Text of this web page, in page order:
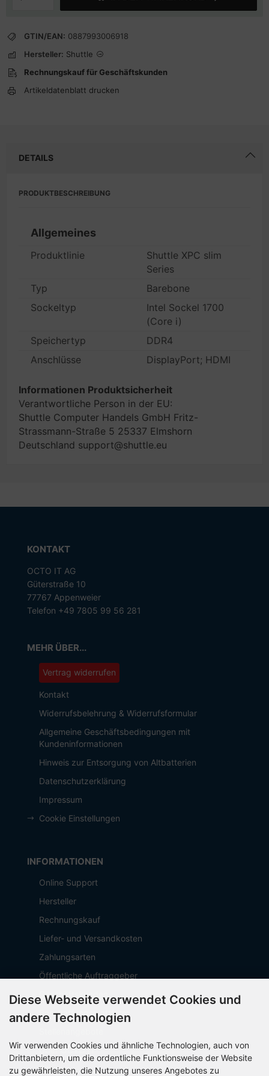
GTIN/EAN: 0887993006918
Hersteller: Shuttle
Rechnungskauf für Geschäftskunden
Artikeldatenblatt drucken
DETAILS
PRODUKTBESCHREIBUNG
Allgemeines
Produktlinie
Shuttle XPC slim
Series
Typ
Barebone
Sockeltyp
Intel Sockel 1700
(Core i)
Speichertyp
DDR4
Anschlüsse
DisplayPort; HDMI
Informationen Produktsicherheit
Verantwortliche Person in der EU:
Shuttle Computer Handels GmbH Fritz-
Strassmann-Straße 5 25337 Elmshorn
Deutschland support@shuttle.eu
KONTAKT
OCTO IT AG
Güterstraße 10
77767 Appenweier
Telefon +49 7805 99 56 281
MEHR ÜBER...
Vertrag widerrufen
Kontakt
Widerrufsbelehrung & Widerrufsformular
Allgemeine Geschäftsbedingungen mit
Kundeninformationen
Hinweis zur Entsorgung von Altbatterien
Datenschutzerklärung
Impressum
Cookie Einstellungen
INFORMATIONEN
Online Support
Hersteller
Rechnungskauf
Liefer- und Versandkosten
Zahlungsarten
Öffentliche Auftraggeber
Geschäftskunden
Beschaffungsplattform
Über OCTO IT
Sitemap
Diese Webseite verwendet Cookies und
andere Technologien
Wir verwenden Cookies und ähnliche Technologien, auch von
Drittanbietern, um die ordentliche Funktionsweise der Website
zu gewährleisten, die Nutzung unseres Angebotes zu